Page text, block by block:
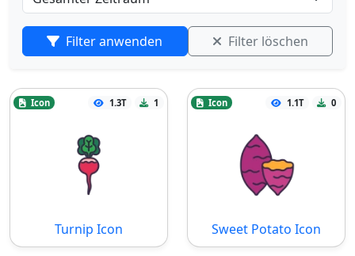
Filter anwenden Filter löschen
Icon 1.3T 1
Turnip Icon
Icon 1.1T 0
Sweet Potato Icon